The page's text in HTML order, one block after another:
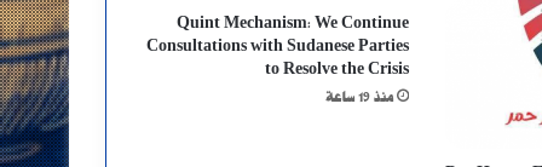
Quint Mechanism: We Continue
Consultations with Sudanese Parties
to Resolve the Crisis
منذ 19 ساعة